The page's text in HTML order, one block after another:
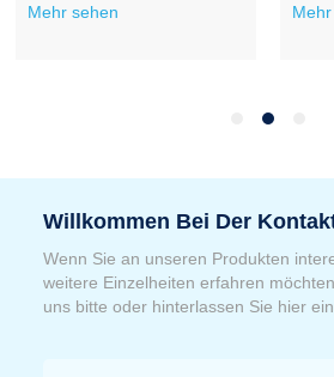
Willkommen Bei Der
Wenn Sie an unseren Produkten
weitere Einzelheiten erfahren
uns bitte oder hinterlassen Sie hier